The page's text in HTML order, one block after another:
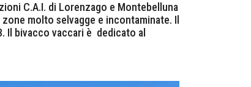
C.A.I. di Lorenzago e Montebelluna
molto selvagge e incontaminate. Il
Il bivacco vaccari è dedicato al